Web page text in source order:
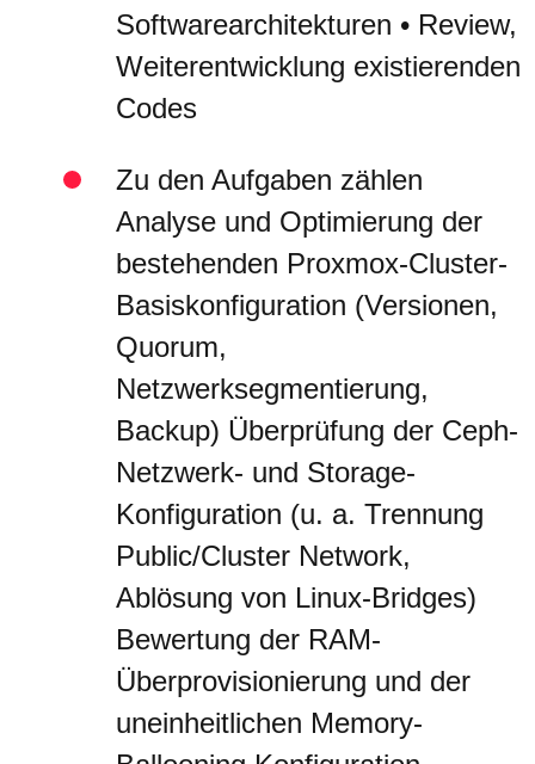
Softwarearchitekturen • Review,
Weiterentwicklung existierenden
Codes
Zu den Aufgaben zählen
Analyse und Optimierung der
bestehenden Proxmox-Cluster-
Basiskonfiguration (Versionen,
Quorum,
Netzwerksegmentierung,
Backup) Überprüfung der Ceph-
Netzwerk- und Storage-
Konfiguration (u. a. Trennung
Public/Cluster Network,
Ablösung von Linux-Bridges)
Bewertung der RAM-
Überprovisionierung und der
uneinheitlichen Memory-